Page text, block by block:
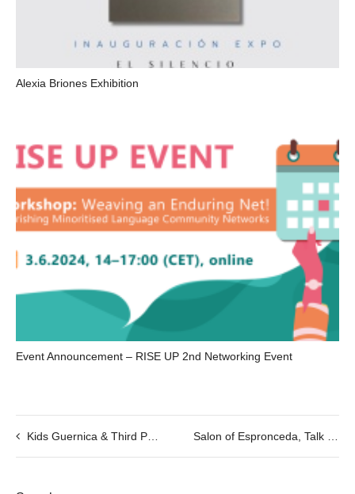
Alexia Briones Exhibition
Event Announcement – RISE UP 2nd Networking Event
Kids Guernica & Third Paradise: Jornadas Dedicadas – Cultural Diplomacy